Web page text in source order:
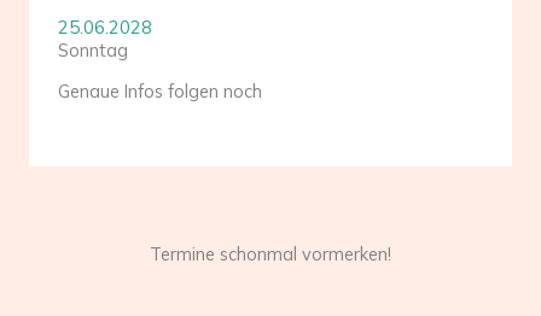
25.06.2028
Sonntag
Genaue Infos folgen noch
Termine schonmal vormerken!